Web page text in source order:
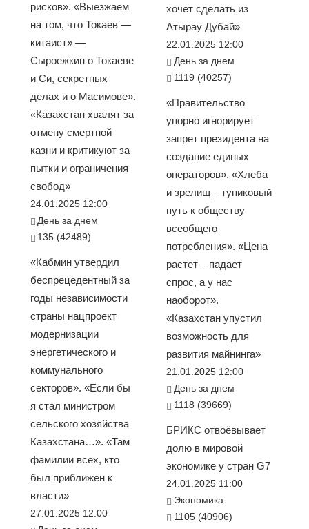
рисков». «Выезжаем
на том, что Токаев —
китаист» —
Сыроежкин о Токаеве
и Си, секретных
делах и о Масимове».
«Казахстан хвалят за
отмену смертной
казни и критикуют за
пытки и ограничения
свобод»
24.01.2025 12:00
День за днем
135 (42489)
«Кабмин утвердил
беспрецедентный за
годы независимости
страны нацпроект
модернизации
энергетического и
коммунального
секторов». «Если бы
я стал министром
сельского хозяйства
Казахстана…». «Там
фамилии всех, кто
был приближен к
власти»
27.01.2025 12:00
хочет сделать из
Атырау Дубай»
22.01.2025 12:00
День за днем
1119 (40257)
«Правительство
упорно игнорирует
запрет президента на
создание единых
операторов». «Хлеба
и зрелищ – тупиковый
путь к обществу
всеобщего
потребления». «Цена
растет – падает
спрос, а у нас
наоборот».
«Казахстан упустил
возможность для
развития майнинга»
21.01.2025 12:00
День за днем
1118 (39669)
БРИКС отвоёвывает
долю в мировой
экономике у стран G7
24.01.2025 11:00
Экономика
1105 (40906)